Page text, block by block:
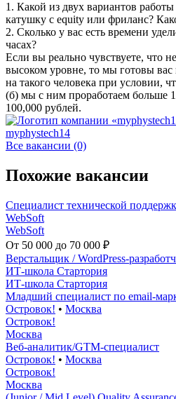
1. Какой из двух вариантов
катушку с equity или фриланс?
2. Сколько у вас есть времени
часах?
Если вы реально чувствуете, что
высоком уровне, то мы готовы вас
на такого человека при условии,
(б) мы с ним проработаем больше
100,000 рублей.
myphystech14
Все вакансии (0)
Похожие вакансии
Специалист технической
WebSoft
WebSoft
От 50 000 до 70 000 ₽
Верстальщик / WordPress-
ИТ-школа Стартория
ИТ-школа Стартория
Младший специалист по email-
Островок! • Москва
Островок!
Москва
Веб-аналитик/GTM-специалист
Островок! • Москва
Островок!
Москва